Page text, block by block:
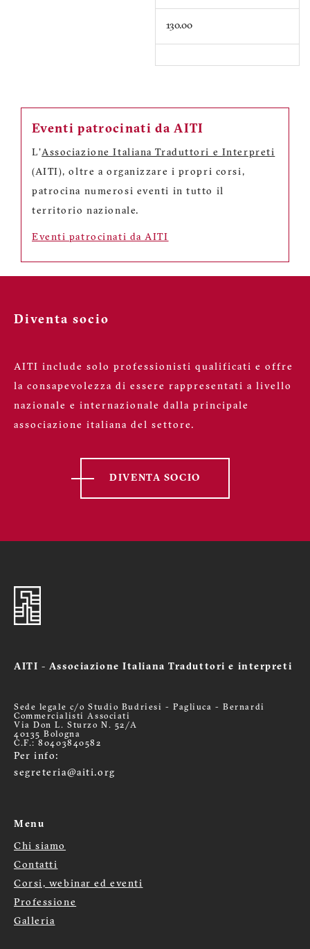
130.00
Eventi patrocinati da AITI
L'Associazione Italiana Traduttori e Interpreti
(AITI), oltre a organizzare i propri corsi,
patrocina numerosi eventi in tutto il
territorio nazionale.
Eventi patrocinati da AITI
Diventa socio
AITI include solo professionisti qualificati e offre
la consapevolezza di essere rappresentati a livello
nazionale e internazionale dalla principale
associazione italiana del settore.
DIVENTA SOCIO
AITI - Associazione Italiana Traduttori e interpreti
Sede legale c/o Studio Budriesi - Pagliuca - Bernardi
Commercialisti Associati
Via Don L. Sturzo N. 52/A
40135 Bologna
C.F.: 80403840582
Per info:
segreteria@aiti.org
Menu
Menù
footer
Chi siamo
Contatti
Corsi, webinar ed eventi
Professione
Galleria